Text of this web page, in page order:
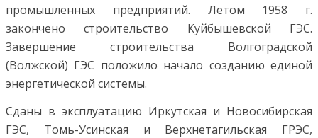
промышленных предприятий. Летом 1958 г.
закончено строительство Куйбышевской ГЭС.
Завершение строительства Волгоградской
(Волжской) ГЭС положило начало созданию единой
энергетической системы.
Сданы в эксплуатацию Иркутская и Новосибирская
ГЭС, Томь-Усинская и Верхнетагильская ГРЭС,